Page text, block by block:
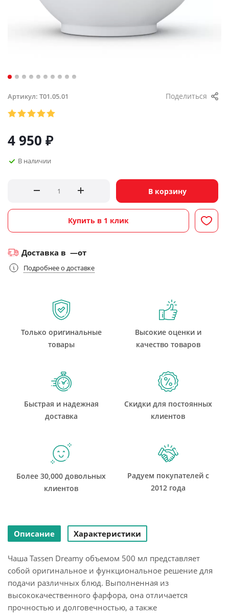
Артикул: T01.05.01 Поделиться
4 950 ₽
В наличии
В корзину
Купить в 1 клик
Доставка в —от
Подробнее о доставке
Только оригинальные
товары
Высокие оценки и
качество товаров
Быстрая и надежная
доставка
Скидки для постоянных
клиентов
Более 30,000 довольных
клиентов
Радуем покупателей с
2012 года
Описание Характеристики
Чаша Tassen Dreamy объемом 500 мл представляет
собой оригинальное и функциональное решение для
подачи различных блюд. Выполненная из
высококачественного фарфора, она отличается
прочностью и долговечностью, а также